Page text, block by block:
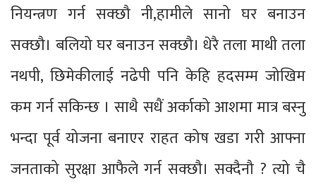
नियन्त्रण गर्न सक्छौ नी,हामीले सानो घर बनाउन
सक्छौ। बलियो घर बनाउन सक्छौ। धेरै तला माथी तला
नथपी, छिमेकीलाई नढेपी पनि केहि हदसम्म जोखिम
कम गर्न सकिन्छ । साथै सधैं अर्काको आशमा मात्र बस्नु
भन्दा पूर्व योजना बनाएर राहत कोष खडा गरी आफ्ना
जनताको सुरक्षा आफैले गर्न सक्छौ। सक्दैनौ ? त्यो चै